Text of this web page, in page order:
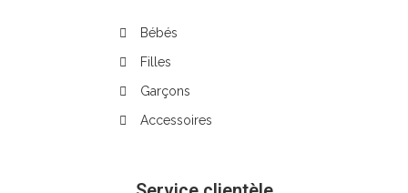
Bébés
Filles
Garçons
Accessoires